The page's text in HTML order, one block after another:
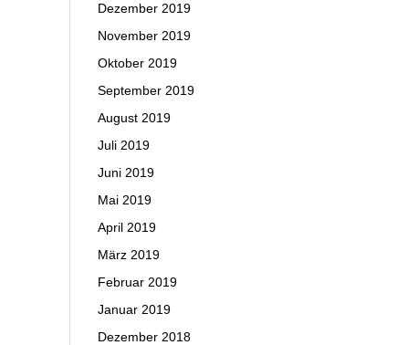
Dezember 2019
November 2019
Oktober 2019
September 2019
August 2019
Juli 2019
Juni 2019
Mai 2019
April 2019
März 2019
Februar 2019
Januar 2019
Dezember 2018